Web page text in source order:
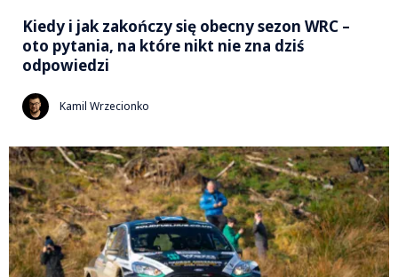
Kiedy i jak zakończy się obecny sezon WRC –
oto pytania, na które nikt nie zna dziś
odpowiedzi
Kamil Wrzecionko